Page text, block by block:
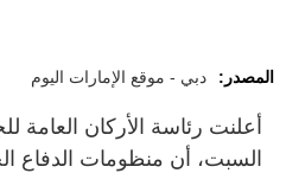
المصدر: دبي - موقع الإمارات اليوم
أعلنت رئاسة الأركان العامة
السبت، أن منظومات الدفاع